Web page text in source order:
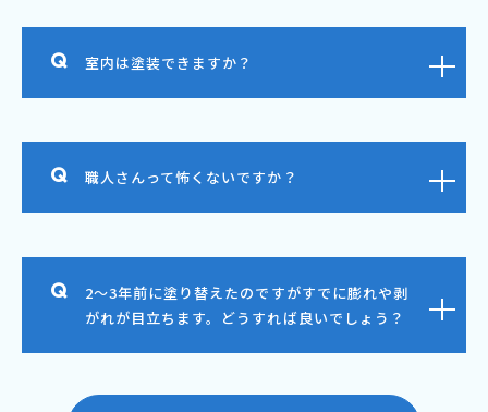
室内は塗装できますか？
職人さんって怖くないですか？
2～3年前に塗り替えたのですがすでに膨れや剥
がれが目立ちます。どうすれば良いでしょう？